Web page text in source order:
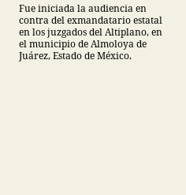
Fue iniciada la audiencia en
contra del exmandatario estatal
en los juzgados del Altiplano, en
el municipio de Almoloya de
Juárez, Estado de México.